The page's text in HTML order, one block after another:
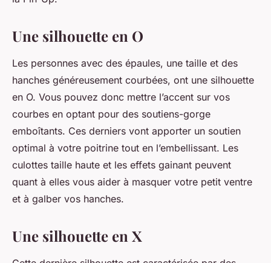
Une silhouette en O
Les personnes avec des épaules, une taille et des
hanches généreusement courbées, ont une silhouette
en O. Vous pouvez donc mettre l’accent sur vos
courbes en optant pour des soutiens-gorge
emboîtants. Ces derniers vont apporter un soutien
optimal à votre poitrine tout en l’embellissant. Les
culottes taille haute et les effets gainant peuvent
quant à elles vous aider à masquer votre petit ventre
et à galber vos hanches.
Une silhouette en X